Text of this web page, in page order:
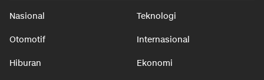
Nasional Teknologi
Otomotif Internasional
Hiburan Ekonomi